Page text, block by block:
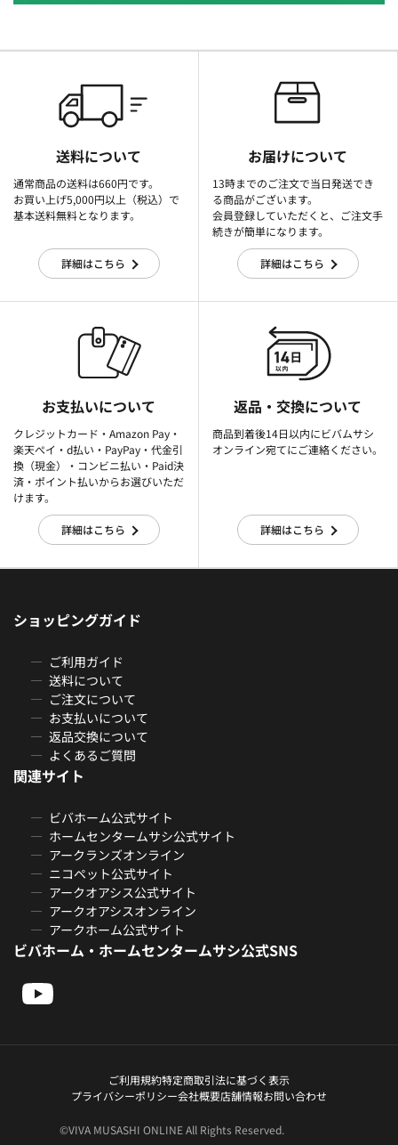
送料について
通常商品の送料は660円です。
お買い上げ5,000円以上（税込）で
基本送料無料となります。
詳細はこちら
お届けについて
13時までのご注文で当日発送でき
る商品がございます。
会員登録していただくと、ご注文手
続きが簡単になります。
詳細はこちら
お支払いについて
クレジットカード・Amazon Pay・
楽天ぺイ・d払い・PayPay・代金引
換（現金）・コンビニ払い・Paid決
済・ポイント払いからお選びいただ
けます。
詳細はこちら
返品・交換について
商品到着後14日以内にビバムサシ
オンライン宛てにご連絡ください。
詳細はこちら
ショッピングガイド
ご利用ガイド
送料について
ご注文について
お支払いについて
返品交換について
よくあるご質問
関連サイト
ビバホーム公式サイト
ホームセンタームサシ公式サイト
アークランズオンライン
ニコペット公式サイト
アークオアシス公式サイト
アークオアシスオンライン
アークホーム公式サイト
ビバホーム・ホームセンタームサシ公式SNS
ご利用規約特定商取引法に基づく表示
プライバシーポリシー会社概要店舗情報お問い合わせ
©VIVA MUSASHI ONLINE All Rights Reserved.